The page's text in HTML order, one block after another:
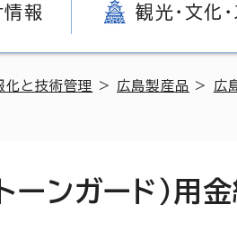
報 観光・文化
化と技術管理 > 広島製産品 > 広
ンガード）用金